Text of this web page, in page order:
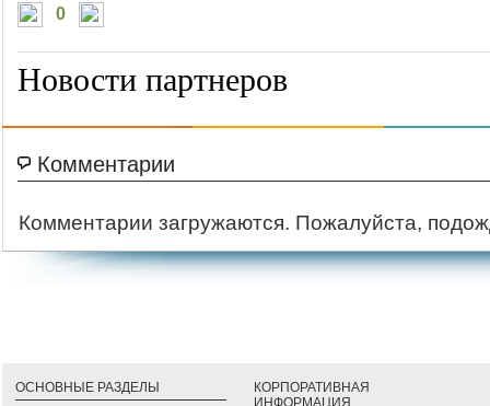
0
Новости партнеров
Комментарии
Комментарии загружаются. Пожалуйста,
ОСНОВНЫЕ РАЗДЕЛЫ
КОРПОРАТИВНАЯ
ИНФОРМАЦИЯ